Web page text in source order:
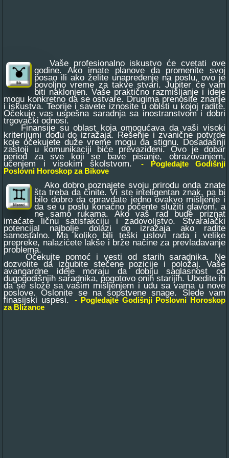
Vaše profesionalno iskustvo će cvetati ove
godine. Ako imate planove da promenite svoj
posao ili ako želite unapređenje na poslu, ovo je
povoljno vreme za takve stvari. Jupiter će vam
biti naklonjen. Vaše praktično razmišljanje i ideje
mogu konkretno da se ostvare. Drugima prenosite znanje
i iskustva. Teorije i savete iznosite u oblsti u kojoj radite.
Očekuje vas uspešna saradnja sa inostranstvom i dobri
trgovački odnosi.
Finansije su oblast koja omogućava da vaši visoki
kriterijumi dođu do izražaja. Rešenje i zvanične potvrde
koje očekujete duže vreme mogu da stignu. Dosadašnji
zastoji u komunikaciji biće prevaziđeni. Ovo je dobar
period za sve koji se bave pisanje, obrazovanjem,
učenjem i visokim školstvom.
- Pogledajte Godišnji
Poslovni Horoskop za Bikove
Ako dobro poznajete svoju prirodu onda znate
šta treba da činite. Vi ste inteligentan znak, pa bi
bilo dobro da opravdate jedno ovakvo mišljenje i
da se u poslu konačno počente služiti glavom, a
ne samo rukama. Ako vaš rad bude priznat
imaćate ličnu satisfakciju i zadovoljstvo. Stvaralački
potencijal najbolje dolazi do izražaja ako radite
samostalno. Ma koliko bili teški uslovi rada i velike
prepreke, nalazićete lakše i brže načine za prevladavanje
problema.
Očekujte pomoć i vesti od starih saradnika. Ne
dozvolite da izgubite stečene pozicije i položaj. Vaše
avangardne ideje moraju da dobiju saglasnost od
dugogodišnjih saradnika, pogotovo onih starijih. Ubedite ih
da se slože sa vašim mišljenjem i uđu sa vama u nove
poslove. Oslonite se na sopstvene snage. Slede vam
finasijski uspesi.
- Pogledajte Godišnji Poslovni Horoskop
za Blizance